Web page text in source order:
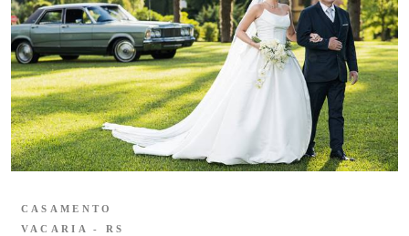
CASAMENTO
VACARIA - RS